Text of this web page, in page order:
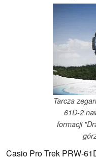
Tarcza
61D-2
formacji
Casio Pro Trek PRW-